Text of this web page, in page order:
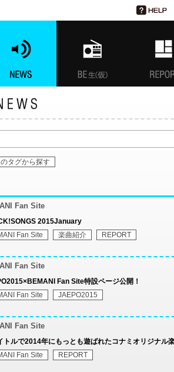
タグから探す
Fan Site
2015January
Fan Site
楽曲紹介 REPORT
Fan Site
Fan Site特設ページ公開！
Fan Site
JAEPO2015
Fan Site
トルで2014年にもっとも遊ばれたコナミオリジナル
Fan Site
REPORT